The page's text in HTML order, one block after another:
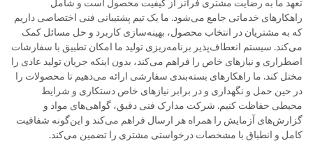
تعهد ما به رضایت مشتری فراتر از کیفیت محصول است و شامل
راهکارهای خدماتی جامع می‌شود. ما یک تیم پشتیبانی فنی اختصاصی داریم
که به مشتریان در انتخاب محصول، بهینه‌سازی کاربرد و حل مسائل کمک
می‌کند. سیستم انعطاف‌پذیر برنامه‌ریزی تولید ما امکان تطبیق با سفارشات
اضطراری و نیازهای خاص را فراهم می‌کند، بدون اینکه جریان تولید عادی را
مختل کند. ما راهکارهای بسته‌بندی سفارشی ارائه می‌دهیم تا محصولات را
در حین حمل و نگهداری و در برابر نیازهای خاص دستکاری و شرایط
محیطی حفاظت کنیم. شرکت مدارک فنی دقیق، گواهی‌های مواد و
گزارش‌های آزمایش را همراه هر ارسال فراهم می‌کند و این‌گونه شفافیت
کامل و انطباق با مشخصات درخواستی مشتری را تضمین می‌کند.